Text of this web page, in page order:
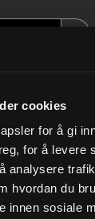
cookies
for å gi
for å levere
analysere
hvordan du
innen sosiale
Legg i ønskeliste